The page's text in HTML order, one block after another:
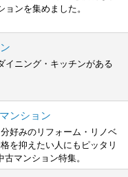
ンを集めました。
イニング・キッチンがある
ンション
好みのリフォーム・リノベ
を抑えたい人にもピッタリ
マンション特集。